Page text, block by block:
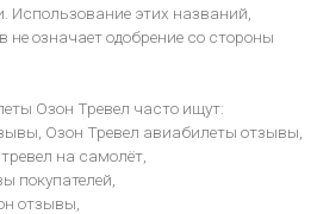
Использование этих названий,
не означает одобрение со стороны
Озон Тревел часто ищут:
Озон Тревел авиабилеты отзывы,
на самолёт,
покупателей,
отзывы,